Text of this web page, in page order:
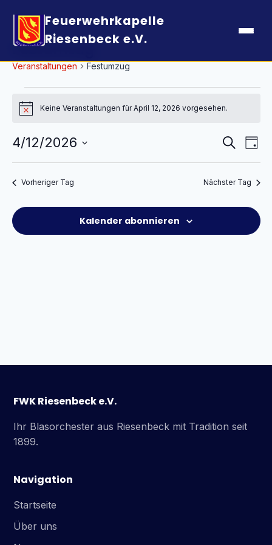
Feuerwehrkapelle
Riesenbeck e.V.
Festumzug
Veranstaltungen Festumzug
für
12,
2026
HinweisKeine Veranstaltungen für April 12, 2026 vorgesehen.
Suche
und
SucheTag
4/12/2026
Datum
Vorheriger Tag Nächster Tag
Kalender abonnieren
FWK Riesenbeck e.V.
Ihr Blasorchester aus Riesenbeck mit Tradition seit
1899.
Navigation
Startseite
Über uns